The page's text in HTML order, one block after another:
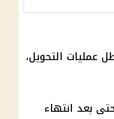
عمليات التحويل،
بعد انتهاء